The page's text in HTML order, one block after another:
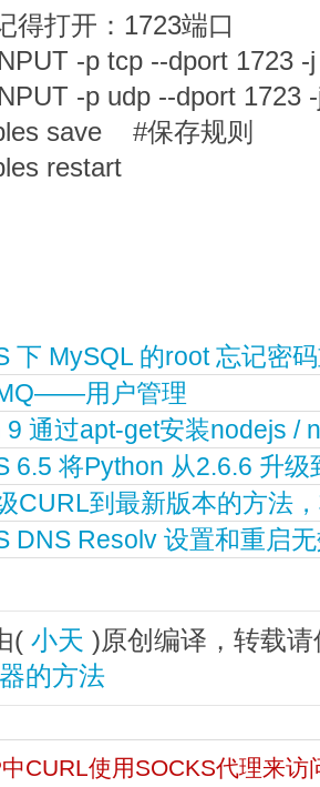
得打开：1723端口
-p tcp --dport 1723 -
-p udp --dport 1723
save #保存规则
restart
下 MySQL 的root 忘记密
用户管理
9 通过apt-get安装nodejs /
6.5 将Python 从2.6.6 升级
CURL到最新版本的方法
DNS Resolv 设置和重启
( 小天 )原创编译，转载
的方法
CURL使用SOCKS代理来访